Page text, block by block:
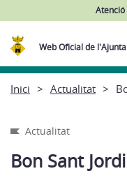
Atenció
Web Oficial de
Inici Actualitat
Actualitat
Bon Sant Jordi